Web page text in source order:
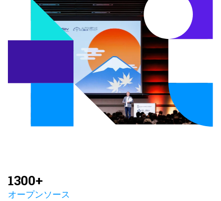
1300+
オープンソース